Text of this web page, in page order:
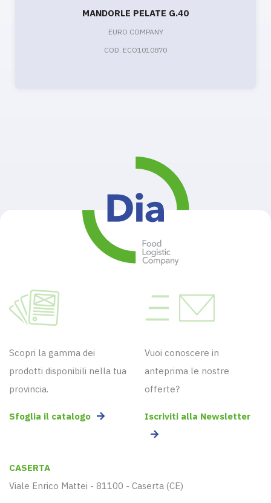
MANDORLE PELATE G.40
EURO COMPANY
COD. ECO1010870
Scopri la gamma dei
prodotti disponibili nella tua
provincia.
Sfoglia il catalogo
Vuoi conoscere in
anteprima le nostre
offerte?
Iscriviti alla Newsletter
CASERTA
Viale Enrico Mattei - 81100 - Caserta (CE)